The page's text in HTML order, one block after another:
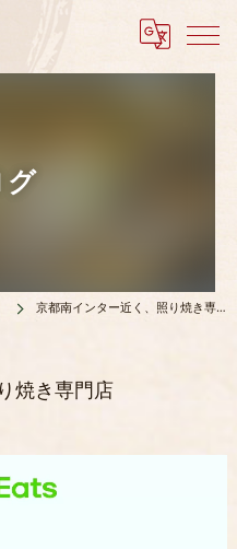
グ
京都南インター近く、照り焼き専門店
焼き専門店